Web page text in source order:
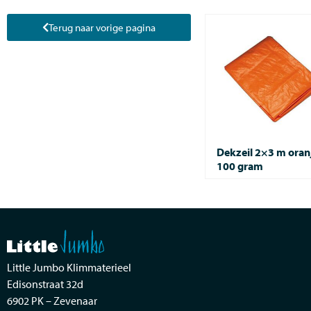
Terug naar vorige pagina
Dekzeil 2×3 m
100 gram
Little Jumbo Klimmaterieel
Edisonstraat 32d
6902 PK – Zevenaar